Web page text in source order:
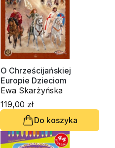
O Chrześcijańskiej
Europie Dzieciom
Ewa Skarżyńska
119,00 zł
Do koszyka